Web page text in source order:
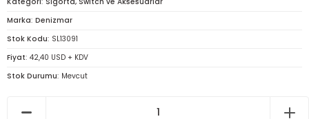
Marka Denizmar
Stok Kodu SL13091
Fiyat 42,40 USD + KDV
Stok Durumu Mevcut